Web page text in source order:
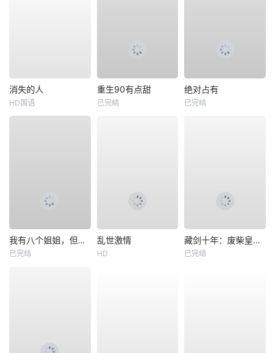
消失的人
HD国语
重生90有点甜
已完结
绝对占有
已完结
我有八个姐姐，但是他们都是弟控2
已完结
乱世激情
HD
藏剑十年：废柴皇子竟是绝世强龙
已完结